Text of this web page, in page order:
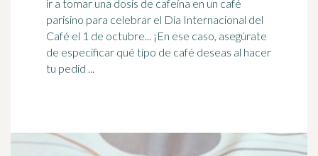
ir a tomar una dosis de cafeína en un café
parisino para celebrar el Día Internacional del
Café el 1 de octubre... ¡En ese caso, asegúrate
de especificar qué tipo de café deseas al hacer
tu pedid ...